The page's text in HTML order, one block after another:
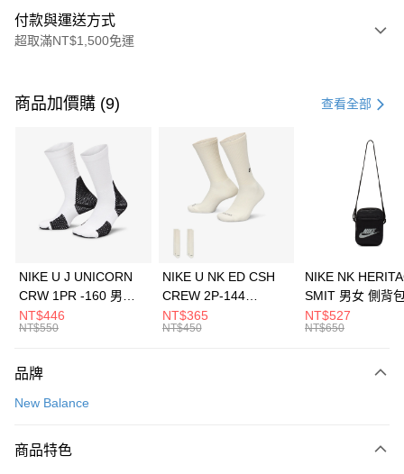
付款與運送方式
超取滿NT$1,500免運
信用卡一次付款
3 期 0 利率 每期 21家銀行
合作金庫商業銀行
第一商業銀行
華南商業銀行
彰化商業銀行
上海商業儲蓄銀行
元大商業銀行
台灣樂天信用卡公司
Apple Pay
全盈+PAY
AFTEE先享後付
【關於「AFTEE先享後付」】
便利好安心！
３．安心：先確認商品／服務後，再付款。
運送方式
每筆NT$100，滿NT$1,500(含以上)免運費
商品加價購 (9) 查看全部
NIKE U J UNICORN
CRW 1PR -160 男女
中統襪 FZ3393100
NT$446
NT$550
NIKE U NK ED CSH
CREW 2P-144
EMBRDY 男女 短統襪
FZ3073133
NT$365
NT$450
NIKE NK
SMIT 男女 側背
BA5871010
NT$527
NT$650
品牌
New Balance
商品特色